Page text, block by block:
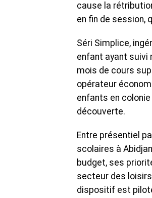
cause la
en fin de session,
Séri Simplice,
enfant ayant suivi
mois de cours
opérateur
enfants en
découverte.
Entre présentiel
scolaires à
budget, ses
secteur des
dispositif est